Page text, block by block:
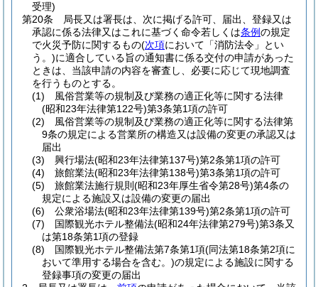
受理)
第20条
局長又は署長は、次に掲げる許可、届出、登録又は
承認に係る法律又はこれに基づく命令若しくは条例の規定
で火災予防に関するもの(次項において「消防法令」とい
う。)に適合している旨の通知書に係る交付の申請があった
ときは、当該申請の内容を審査し、必要に応じて現地調査
を行うものとする。
(1)
風俗営業等の規制及び業務の適正化等に関する法律
(昭和23年法律第122号)第3条第1項の許可
(2)
風俗営業等の規制及び業務の適正化等に関する法律第
9条の規定による営業所の構造又は設備の変更の承認又は
届出
(3)
興行場法(昭和23年法律第137号)第2条第1項の許可
(4)
旅館業法(昭和23年法律第138号)第3条第1項の許可
(5)
旅館業法施行規則 (昭和23年厚生省令第28号)第4条の
規定による施設又は設備の変更の届出
(6)
公衆浴場法(昭和23年法律第139号)第2条第1項の許可
(7)
国際観光ホテル整備法(昭和24年法律第279号)第3条又
は第18条第1項の登録
(8)
国際観光ホテル整備法第7条第1項(同法第18条第2項に
おいて準用する場合を含む。)の規定による施設に関する
登録事項の変更の届出